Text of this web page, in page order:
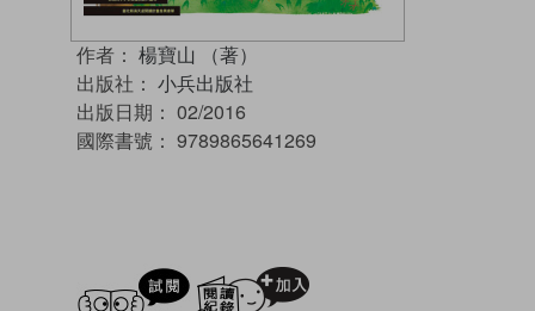
作者： 楊寶山 （著）
出版社： 小兵出版社
出版日期： 02/2016
國際書號： 9789865641269
試閲